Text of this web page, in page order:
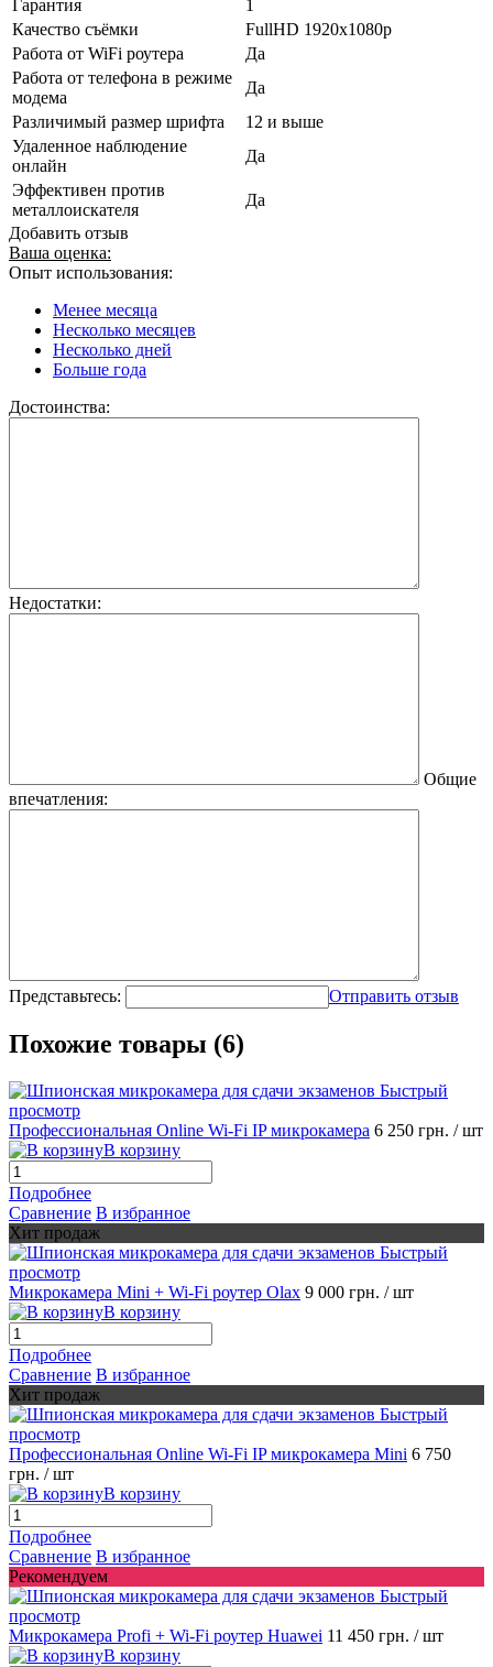
Гарантия
1
Качество съёмки
FullHD 1920х1080p
Работа от WiFi роутера
Да
Работа от телефона в режиме
модема
Да
Различимый размер шрифта
12 и выше
Удаленное наблюдение
онлайн
Да
Эффективен против
металлоискателя
Да
Добавить отзыв
Ваша оценка:
Опыт использования:
Менее месяца
Несколько месяцев
Несколько дней
Больше года
Достоинства:
Недостатки:
Общие
впечатления:
Представьтесь: Отправить отзыв
Похожие товары (6)
Быстрый
просмотр
Профессиональная Online Wi-Fi IP микрокамера 6 250 грн. / шт
В корзину
Подробнее
Сравнение В избранное
Хит продаж
Быстрый
просмотр
Микрокамера Mini + Wi-Fi роутер Olax 9 000 грн. / шт
В корзину
Подробнее
Сравнение В избранное
Хит продаж
Быстрый
просмотр
Профессиональная Online Wi-Fi IP микрокамера Mini 6 750
грн. / шт
В корзину
Подробнее
Сравнение В избранное
Рекомендуем
Быстрый
просмотр
Микрокамера Profi + Wi-Fi роутер Huawei 11 450 грн. / шт
В корзину